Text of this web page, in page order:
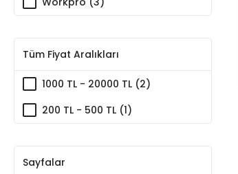
Tüm Fiyat Aralıkları
1000 TL - 20000 TL (2)
200 TL - 500 TL (1)
Sayfalar